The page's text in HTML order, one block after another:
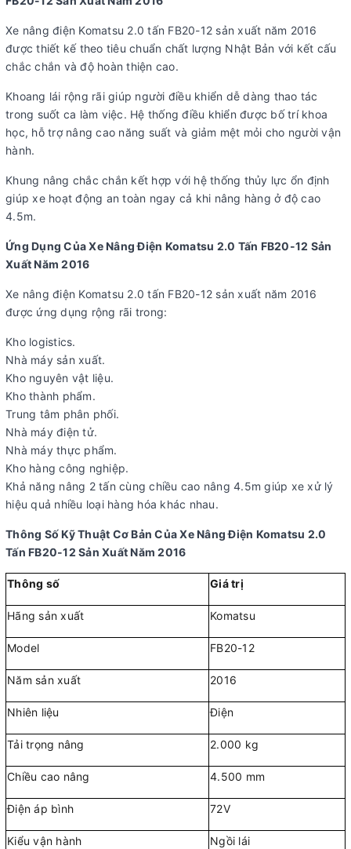
Xe nâng điện Komatsu 2.0 tấn FB20-12 sản xuất năm 2016
được thiết kế theo tiêu chuẩn chất lượng Nhật Bản với kết cấu
chắc chắn và độ hoàn thiện cao.
Khoang lái rộng rãi giúp người điều khiển dễ dàng thao tác
trong suốt ca làm việc. Hệ thống điều khiển được bố trí khoa
học, hỗ trợ nâng cao năng suất và giảm mệt mỏi cho người vận
hành.
Khung nâng chắc chắn kết hợp với hệ thống thủy lực ổn định
giúp xe hoạt động an toàn ngay cả khi nâng hàng ở độ cao
4.5m.
Ứng Dụng Của Xe Nâng Điện Komatsu 2.0 Tấn FB20-12 Sản
Xuất Năm 2016
Xe nâng điện Komatsu 2.0 tấn FB20-12 sản xuất năm 2016
được ứng dụng rộng rãi trong:
Kho logistics.
Nhà máy sản xuất.
Kho nguyên vật liệu.
Kho thành phẩm.
Trung tâm phân phối.
Nhà máy điện tử.
Nhà máy thực phẩm.
Kho hàng công nghiệp.
Khả năng nâng 2 tấn cùng chiều cao nâng 4.5m giúp xe xử lý
hiệu quả nhiều loại hàng hóa khác nhau.
Thông Số Kỹ Thuật Cơ Bản Của Xe Nâng Điện Komatsu 2.0
Tấn FB20-12 Sản Xuất Năm 2016
Thông số Giá trị
Hãng sản xuất Komatsu
Model FB20-12
Năm sản xuất 2016
Nhiên liệu Điện
Tải trọng nâng 2.000 kg
Chiều cao nâng 4.500 mm
Điện áp bình 72V
Kiểu vận hành Ngồi lái